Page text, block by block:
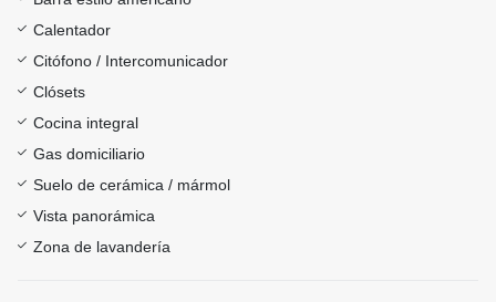
Calentador
Citófono / Intercomunicador
Clósets
Cocina integral
Gas domiciliario
Suelo de cerámica / mármol
Vista panorámica
Zona de lavandería